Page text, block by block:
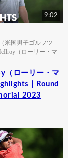
9:02
米国男子ゴルフツ
（ローリー・マ
（ローリー・マ
｜Round
2023